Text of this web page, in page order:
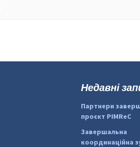
Недавні
Партнери
проєкт PIMReC
Завершальна
координаційна